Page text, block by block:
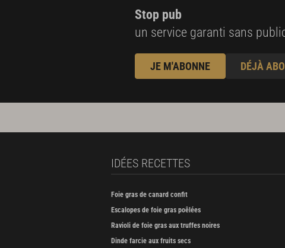
Stop pub
un service garanti sans
JE M'ABONNE DÉJÀ
IDÉES RECETTES
Foie gras de canard confit
Escalopes de foie gras poêlées
Ravioli de foie gras aux truffes noires
Dinde farcie aux fruits secs